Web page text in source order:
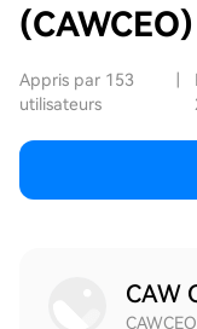
(CAWCEO)
Appris par 153
utilisateurs
CAW
CAWCEO